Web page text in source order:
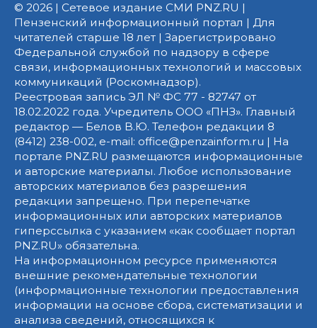
© 2026 | Сетевое издание СМИ PNZ.RU |
Пензенский информационный портал | Для
читателей старше 18 лет | Зарегистрировано
Федеральной службой по надзору в сфере
связи, информационных технологий и массовых
коммуникаций (Роскомнадзор).
Реестровая запись ЭЛ № ФС 77 - 82747 от
18.02.2022 года. Учредитель ООО «ПНЗ». Главный
редактор — Белов В.Ю. Телефон редакции 8
(8412) 238-002, e-mail: office@penzainform.ru | На
портале PNZ.RU размещаются информационные
и авторские материалы. Любое использование
авторских материалов без разрешения
редакции запрещено. При перепечатке
информационных или авторских материалов
гиперссылка с указанием «как сообщает портал
PNZ.RU» обязательна.
На информационном ресурсе применяются
внешние рекомендательные технологии
(информационные технологии предоставления
информации на основе сбора, систематизации и
анализа сведений, относящихся к